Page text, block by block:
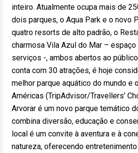
inteiro. Atualmente ocupa mais de
dois parques, o Aqua Park e o novo
quatro resorts de alto padrão, o
charmosa Vila Azul do Mar –
serviços -, ambos abertos ao
conta com 30 atrações, é hoje
melhor parque aquático do mundo e
Américas (TripAdvisor/Travellers’
Arvorar é um novo parque temático
combina diversão, educação e
local é um convite à aventura e à
natureza, oferecendo